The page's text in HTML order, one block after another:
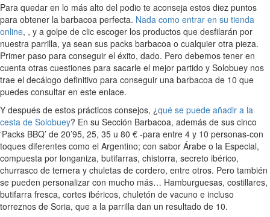
Para quedar en lo más alto del podio te aconseja estos diez puntos
para obtener la barbacoa perfecta. Nada como entrar en su tienda
online, , y a golpe de clic escoger los productos que desfilarán por
nuestra parrilla, ya sean sus packs barbacoa o cualquier otra pieza.
Primer paso para conseguir el éxito, dado. Pero debemos tener en
cuenta otras cuestiones para sacarle el mejor partido y Solobuey nos
trae el decálogo definitivo para conseguir una barbacoa de 10 que
puedes consultar en este enlace.
Y después de estos prácticos consejos, ¿qué se puede añadir a la
cesta de Solobuey? En su Sección Barbacoa, además de sus cinco
‘Packs BBQ’ de 20’95, 25, 35 u 80 € -para entre 4 y 10 personas-con
toques diferentes como el Argentino; con sabor Árabe o la Especial,
compuesta por longaniza, butifarras, chistorra, secreto ibérico,
churrasco de ternera y chuletas de cordero, entre otros. Pero también
se pueden personalizar con mucho más… Hamburguesas, costillares,
butifarra fresca, cortes ibéricos, chuletón de vacuno e incluso
torreznos de Soria, que a la parrilla dan un resultado de 10.